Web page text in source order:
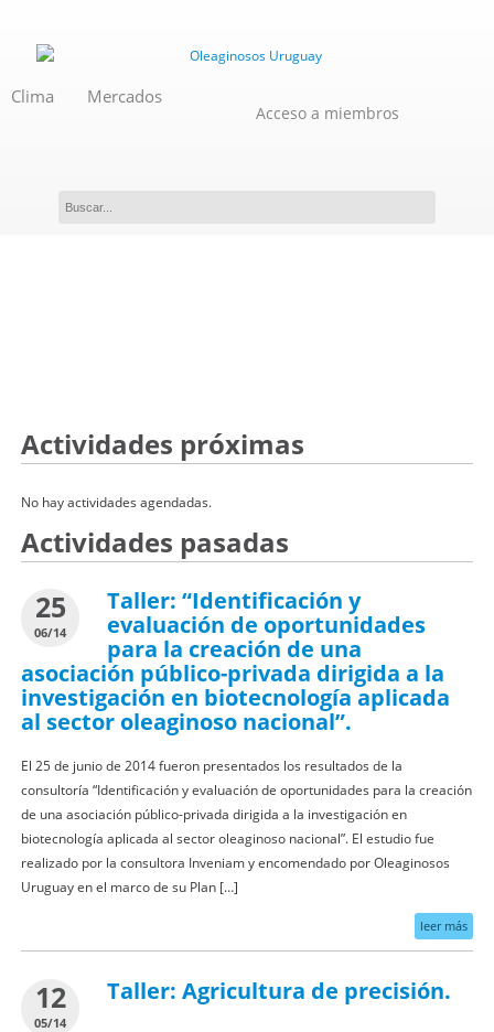
Clima Mercados
Acceso a miembros
Actividades próximas
No hay actividades agendadas.
Actividades pasadas
25
06/14
Taller: “Identificación y
evaluación de oportunidades
para la creación de una
asociación público-privada dirigida a la
investigación en biotecnología aplicada
al sector oleaginoso nacional”.
El 25 de junio de 2014 fueron presentados los resultados de la
consultoría “Identificación y evaluación de oportunidades para la creación
de una asociación público-privada dirigida a la investigación en
biotecnología aplicada al sector oleaginoso nacional”. El estudio fue
realizado por la consultora Inveniam y encomendado por Oleaginosos
Uruguay en el marco de su Plan […]
leer más
12
05/14
Taller: Agricultura de precisión.